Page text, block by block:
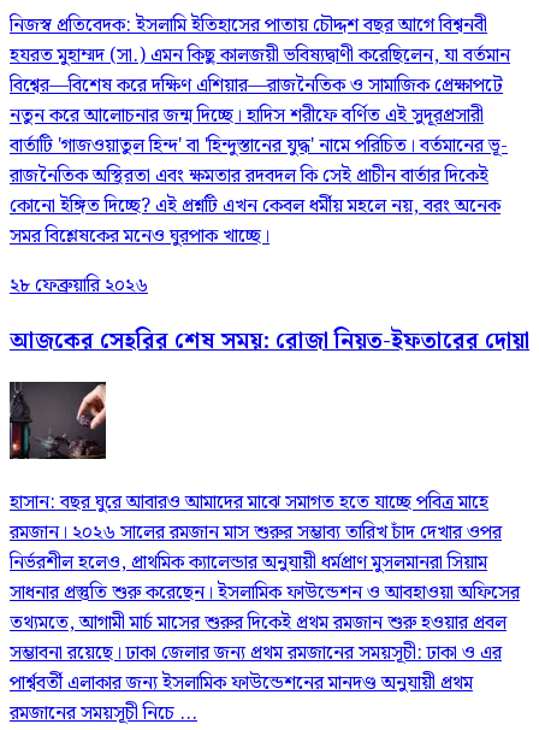
নিজস্ব প্রতিবেদক: ইসলামি ইতিহাসের পাতায় চৌদ্দশ বছর আগে বিশ্বনবী
হযরত মুহাম্মদ (সা.) এমন কিছু কালজয়ী ভবিষ্যদ্বাণী করেছিলেন, যা বর্তমান
বিশ্বের—বিশেষ করে দক্ষিণ এশিয়ার—রাজনৈতিক ও সামাজিক প্রেক্ষাপটে
নতুন করে আলোচনার জন্ম দিচ্ছে। হাদিস শরীফে বর্ণিত এই সুদূরপ্রসারী
বার্তাটি 'গাজওয়াতুল হিন্দ' বা 'হিন্দুস্তানের যুদ্ধ' নামে পরিচিত। বর্তমানের ভূ-
রাজনৈতিক অস্থিরতা এবং ক্ষমতার রদবদল কি সেই প্রাচীন বার্তার দিকেই
কোনো ইঙ্গিত দিচ্ছে? এই প্রশ্নটি এখন কেবল ধর্মীয় মহলে নয়, বরং অনেক
সমর বিশ্লেষকের মনেও ঘুরপাক খাচ্ছে।
২৮ ফেব্রুয়ারি ২০২৬
আজকের সেহরির শেষ সময়: রোজা নিয়ত-ইফতারের দোয়া
হাসান: বছর ঘুরে আবারও আমাদের মাঝে সমাগত হতে যাচ্ছে পবিত্র মাহে
রমজান। ২০২৬ সালের রমজান মাস শুরুর সম্ভাব্য তারিখ চাঁদ দেখার ওপর
নির্ভরশীল হলেও, প্রাথমিক ক্যালেন্ডার অনুযায়ী ধর্মপ্রাণ মুসলমানরা সিয়াম
সাধনার প্রস্তুতি শুরু করেছেন। ইসলামিক ফাউন্ডেশন ও আবহাওয়া অফিসের
তথ্যমতে, আগামী মার্চ মাসের শুরুর দিকেই প্রথম রমজান শুরু হওয়ার প্রবল
সম্ভাবনা রয়েছে। ঢাকা জেলার জন্য প্রথম রমজানের সময়সূচী: ঢাকা ও এর
পার্শ্ববর্তী এলাকার জন্য ইসলামিক ফাউন্ডেশনের মানদণ্ড অনুযায়ী প্রথম
রমজানের সময়সূচী নিচে ...